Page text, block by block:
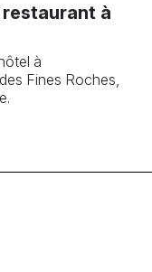
à
à
Fines Roches,